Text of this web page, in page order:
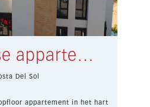
Penthouse appartement Estepona € 575.000,-
Del Sol
appartement in het hart